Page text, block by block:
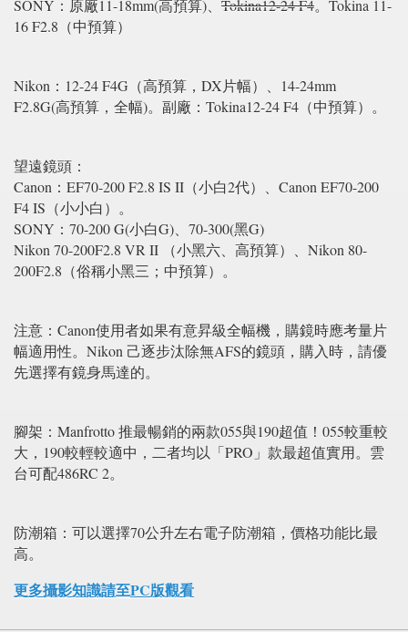
SONY：原廠11-18mm(高預算)、 Tokina12-24 F4。Tokina 11-
16 F2.8（中預算）
Nikon：12-24 F4G（高預算，DX片幅）、14-24mm
F2.8G(高預算，全幅)。副廠：Tokina12-24 F4（中預算）。
望遠鏡頭：
Canon：EF70-200 F2.8 IS II（小白2代）、Canon EF70-200
F4 IS（小小白）。
SONY：70-200 G(小白G)、70-300(黑G)
Nikon 70-200F2.8 VR II （小黑六、高預算）、Nikon 80-
200F2.8（俗稱小黑三；中預算）。
注意：Canon使用者如果有意昇級全幅機，購鏡時應考量片
幅適用性。Nikon 己逐步汰除無AFS的鏡頭，購入時，請優
先選擇有鏡身馬達的。
腳架：Manfrotto 推最暢銷的兩款055與190超值！055較重較
大，190較輕較適中，二者均以「PRO」款最超值實用。雲
台可配486RC 2。
防潮箱：可以選擇70公升左右電子防潮箱，價格功能比最
高。
更多攝影知識請至PC版觀看